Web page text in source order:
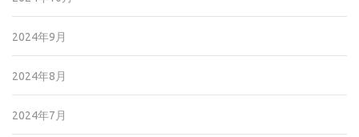
2024年9月
2024年8月
2024年7月